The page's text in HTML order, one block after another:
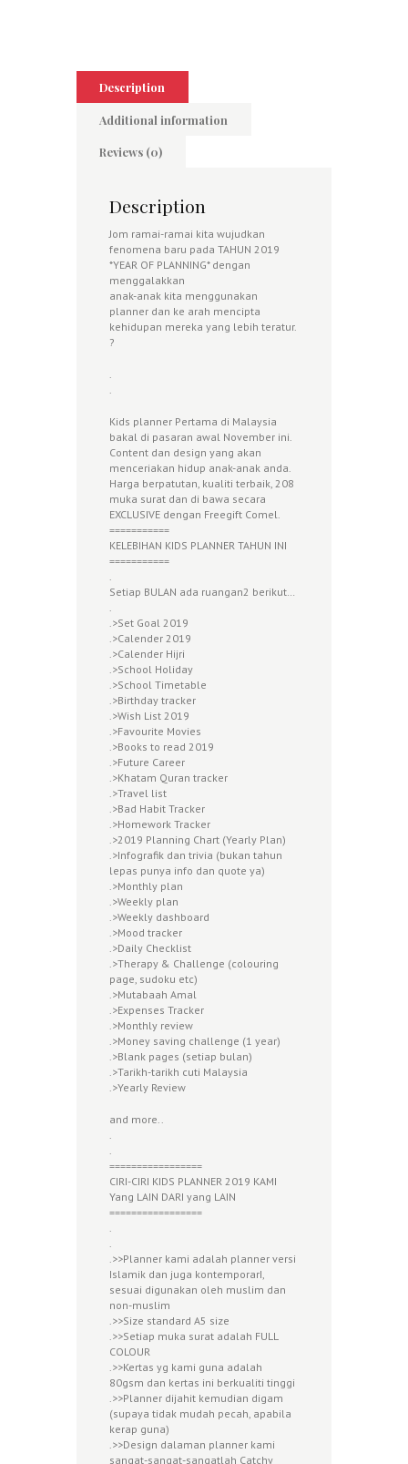
Description
Additional information
Reviews (0)
Description
Jom ramai-ramai kita wujudkan
fenomena baru pada TAHUN 2019
*YEAR OF PLANNING* dengan
menggalakkan
anak-anak kita menggunakan
planner dan ke arah mencipta
kehidupan mereka yang lebih teratur.
?
Kids planner Pertama di Malaysia
bakal di pasaran awal November ini.
Content dan design yang akan
menceriakan hidup anak-anak anda.
Harga berpatutan, kualiti terbaik, 208
muka surat dan di bawa secara
EXCLUSIVE dengan Freegift Comel.
===========
KELEBIHAN KIDS PLANNER TAHUN INI
===========
Setiap BULAN ada ruangan2 berikut…
.>Set Goal 2019
.>Calender 2019
.>Calender Hijri
.>School Holiday
.>School Timetable
.>Birthday tracker
.>Wish List 2019
.>Favourite Movies
.>Books to read 2019
.>Future Career
.>Khatam Quran tracker
.>Travel list
.>Bad Habit Tracker
.>Homework Tracker
.>2019 Planning Chart (Yearly Plan)
.>Infografik dan trivia (bukan tahun
lepas punya info dan quote ya)
.>Monthly plan
.>Weekly plan
.>Weekly dashboard
.>Mood tracker
.>Daily Checklist
.>Therapy & Challenge (colouring
page, sudoku etc)
.>Mutabaah Amal
.>Expenses Tracker
.>Monthly review
.>Money saving challenge (1 year)
.>Blank pages (setiap bulan)
.>Tarikh-tarikh cuti Malaysia
.>Yearly Review
and more..
=================
CIRI-CIRI KIDS PLANNER 2019 KAMI
Yang LAIN DARI yang LAIN
=================
.>>Planner kami adalah planner versi
Islamik dan juga kontemporarI,
sesuai digunakan oleh muslim dan
non-muslim
.>>Size standard A5 size
.>>Setiap muka surat adalah FULL
COLOUR
.>>Kertas yg kami guna adalah
80gsm dan kertas ini berkualiti tinggi
.>>Planner dijahit kemudian digam
(supaya tidak mudah pecah, apabila
kerap guna)
.>>Design dalaman planner kami
sangat-sangat-sangatlah Catchy